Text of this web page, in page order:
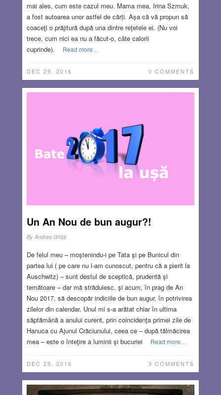
mai ales, cum este cazul meu. Mama mea, Irina Szmuk,
a fost autoarea unor astfel de cărți. Așa că vă propun să
coaceţi o prăjitură după una dintre reţetele ei. (Nu voi
trece, cum nici ea nu a făcut-o, câte calorii
cuprinde).
Read more…
DEC 29, 2016 0 COMMENTS
Un An Nou de bun augur?!
By Andrea Ghiţă
De felul meu – moştenindu-i pe Tata şi pe Bunicul din
partea lui ( pe care nu l-am cunoscut, pentru că a pierit la
Auschwitz) – sunt destul de sceptică, prudentă şi
temătoare – dar mă străduiesc, şi acum, în prag de An
Nou 2017, să descopăr indiciile de bun augur, în potrivirea
zilelor din calendar. Unul mi s-a arătat chiar în ultima
săptămână a anului curent, prin coincidenţa primei zile de
Hanuca cu Ajunul Crăciunului, ceea ce – după tălmăcirea
mea – este o înteţire a luminii şi bucuriei
Read more…
DEC 29, 2016 3 COMMENTS